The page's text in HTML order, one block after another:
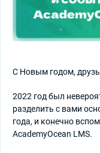
С Новым годом,
2022 год был
разделить с вами
года, и конечно
AcademyOcean LMS.